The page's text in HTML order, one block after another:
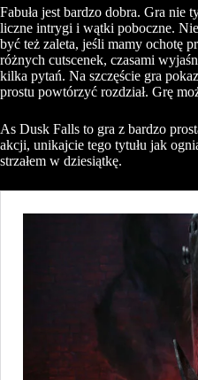
Fabuła jest bardzo dobra. Gra
liczne intrygi i wątki poboczne.
być też zaleta, jeśli mamy ochotę
różnych cutscenek, czasami
kilka pytań. Na szczęście gra
prostu powtórzyć rozdział. Grę
As Dusk Falls to gra z bardzo
akcji, unikajcie tego tytułu jak
strzałem w dziesiątkę.